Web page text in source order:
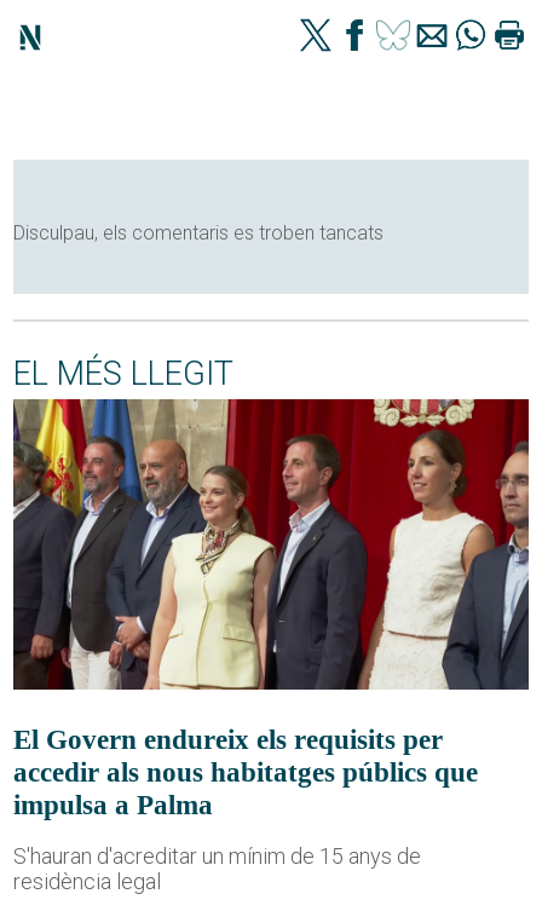
Disculpau, els comentaris es troben tancats
EL MÉS LLEGIT
El Govern endureix els requisits per
accedir als nous habitatges públics que
impulsa a Palma
S'hauran d'acreditar un mínim de 15 anys de
residència legal